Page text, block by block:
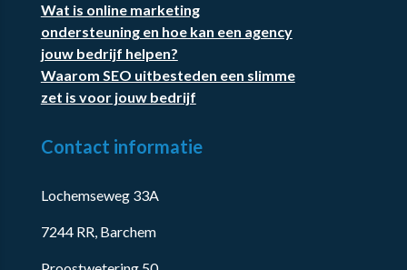
Wat is online marketing
ondersteuning en hoe kan een agency
jouw bedrijf helpen?
Waarom SEO uitbesteden een slimme
zet is voor jouw bedrijf
Contact informatie
Lochemseweg 33A
7244 RR, Barchem